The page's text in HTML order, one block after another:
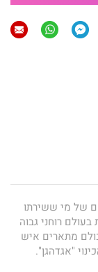
של מי ששירתו
רוחני גבוה
מתארים איש
"אגדהגן".